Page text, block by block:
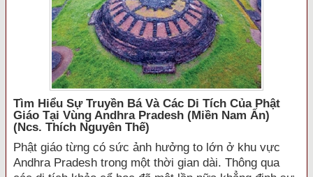
Tìm Hiểu Sự Truyền Bá Và Các Di Tích Của Phật
Giáo Tại Vùng Andhra Pradesh (miền Nam Ấn)
(ncs. Thích Nguyên Thế)
Phật giáo từng có sức ảnh hưởng to lớn ở khu vực
Andhra Pradesh trong một thời gian dài. Thông qua